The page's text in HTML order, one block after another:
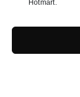
Hotmart.